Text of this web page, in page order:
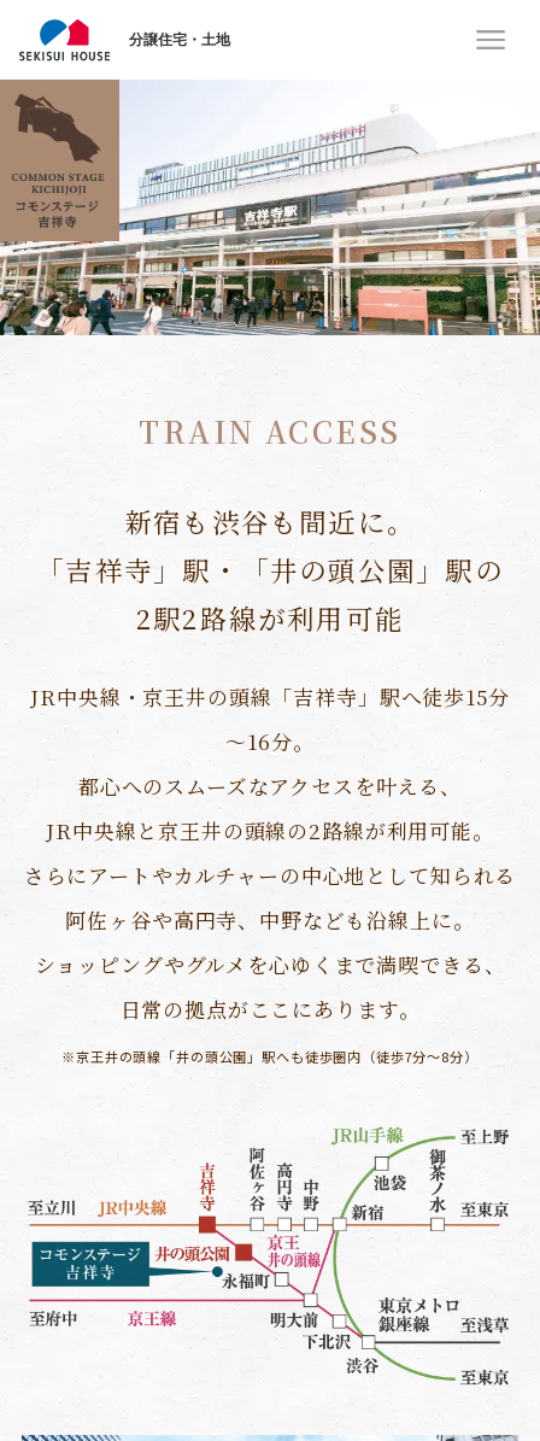
分譲住宅・土地
TRAIN ACCESS
新宿も渋谷も間近に。
「吉祥寺」駅・「井の頭公園」駅の
2駅2路線が利用可能
JR中央線・京王井の頭線「吉祥寺」駅へ徒歩15分
～16分。
都心へのスムーズなアクセスを叶える、
JR中央線と京王井の頭線の2路線が利用可能。
さらにアートやカルチャーの中心地として知られる
阿佐ヶ谷や高円寺、中野なども沿線上に。
ショッピングやグルメを心ゆくまで満喫できる、
日常の拠点がここにあります。
※京王井の頭線「井の頭公園」駅へも徒歩圏内（徒歩7分〜8分）